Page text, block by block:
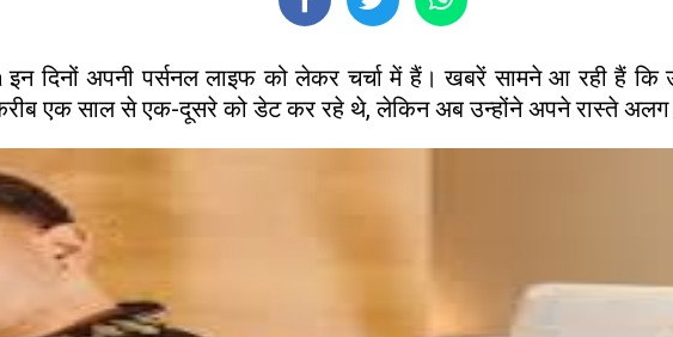
दिनों अपनी पर्सनल लाइफ को लेकर चर्चा में हैं। खबरें सामने आ रही हैं
करीब एक साल से एक-दूसरे को डेट कर रहे थे, लेकिन अब उन्होंने अपने रास्ते